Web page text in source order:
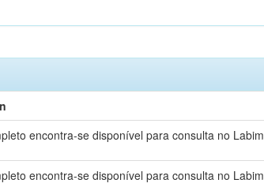
encontra-se disponível para consulta no Labim
encontra-se disponível para consulta no Labim